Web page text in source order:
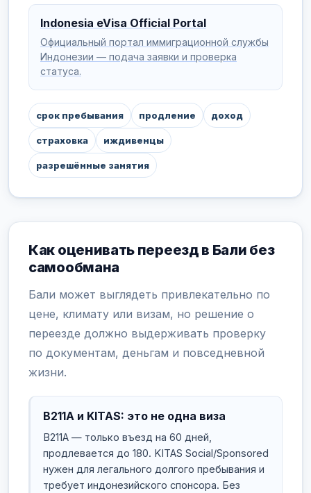
Indonesia eVisa Official Portal
Официальный портал иммиграционной службы
Индонезии — подача заявки и проверка
статуса.
срок пребывания продление доход
страховка иждивенцы
разрешённые занятия
Как оценивать переезд в Бали без
самообмана
Бали может выглядеть привлекательно по
цене, климату или визам, но решение о
переезде должно выдерживать проверку
по документам, деньгам и повседневной
жизни.
B211A и KITAS: это не одна виза
B211A — только въезд на 60 дней,
продлевается до 180. KITAS Social/Sponsored
нужен для легального долгого пребывания и
требует индонезийского спонсора. Без